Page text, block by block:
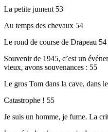
La petite jument 53
Au temps des chevaux 54
Le rond de course de Drapeau 54
Souvenir de 1945, c’est un
vieux, avons souvenances : 55
Le gros Tom dans la cave, dans
Catastrophe ! 55
Je suis un homme, je fume. La